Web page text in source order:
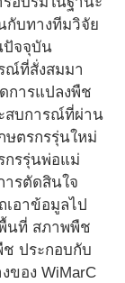
กับทางทีมวิจัย
ปัจจุบัน
ณ์ที่สั่งสมมา
การแปลงพืช
สบการณ์ที่ผ่าน
ษตรกรรุ่นใหม่
กรรุ่นพ่อแม่
ารตัดสินใจ
อาข้อมูลไป
นที่ สภาพพืช
ประกอบกับ
ของ WiMarC